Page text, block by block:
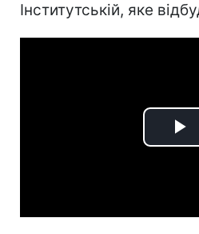
Інститутській, яке